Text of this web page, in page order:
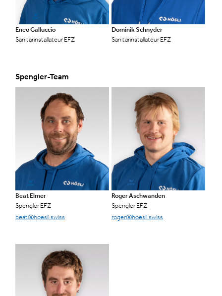
Eneo Galluccio
Sanitärinstallateur EFZ
Dominik Schnyder
Sanitärinstallateur EFZ
Spengler-Team
Beat Elmer
Spengler EFZ
beat@hoesli.swiss
Roger Aschwanden
Spengler EFZ
roger@hoesli.swiss